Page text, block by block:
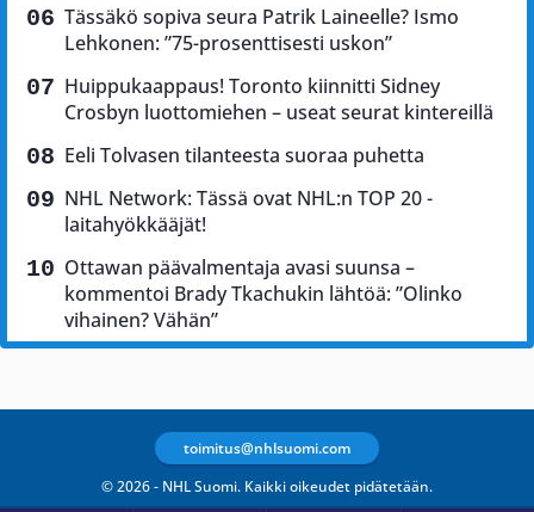
Tässäkö sopiva seura Patrik Laineelle? Ismo
Lehkonen: ”75-prosenttisesti uskon”
Huippukaappaus! Toronto kiinnitti Sidney
Crosbyn luottomiehen – useat seurat kintereillä
Eeli Tolvasen tilanteesta suoraa puhetta
NHL Network: Tässä ovat NHL:n TOP 20 -
laitahyökkääjät!
Ottawan päävalmentaja avasi suunsa –
kommentoi Brady Tkachukin lähtöä: ”Olinko
vihainen? Vähän”
© 2026 - NHL Suomi. Kaikki oikeudet pidätetään.
toimitus@nhlsuomi.com